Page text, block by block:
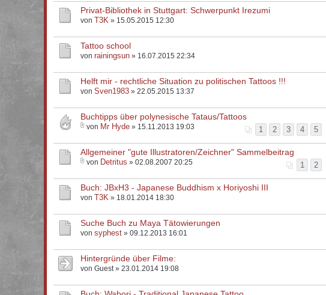
Privat-Bibliothek in Stuttgart: Schwerpunkt Irezumi
von T3K » 15.05.2015 12:30
Tattoo school
von rainingsun » 16.07.2015 22:34
Helft mir - rechtliche Situation zu politischen Tattoos !!!
von Sven1983 » 22.05.2015 13:37
Buchtipps über polynesische Tataus/Tattoos
1 2 3 4 5
von Mr Hyde » 15.11.2013 19:03
Allgemeiner "gute Illustratoren/Zeichner" Sammelbeitrag
1 2
von Detritus » 02.08.2007 20:25
Buch: JBxH3 - Japanese Buddhism x Horiyoshi III
von T3K » 18.01.2014 18:30
Suche Buch zu Maya Tätowierungen
von syphest » 09.12.2013 16:01
Hintergründe über Filme:
von Guest » 23.01.2014 19:08